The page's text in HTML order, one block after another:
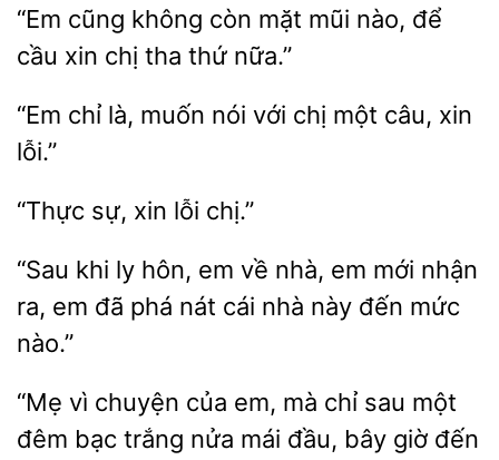
cũng
mặt mũi nào, để
cầu xin chị tha thứ nữa.”
“Em chỉ là, muốn
chị một câu,
lỗi.”
sự, chị.”
“Sau khi hôn, về nhà,
mới nhận
ra, em đã phá nát cái nhà này đến mức
nào.”
“Mẹ vì chuyện của em,
chỉ sau một
đêm bạc trắng nửa
đầu, bây giờ